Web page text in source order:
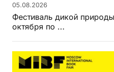
05.08.2026
Фестиваль дикой
октября по ...